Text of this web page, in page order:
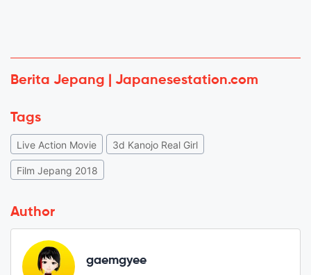
Berita Jepang | Japanesestation.com
Tags
Live Action Movie 3d Kanojo Real Girl
Film Jepang 2018
Author
gaemgyee